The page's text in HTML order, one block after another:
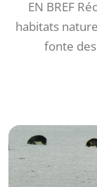
EN BREF
habitats
fonte des